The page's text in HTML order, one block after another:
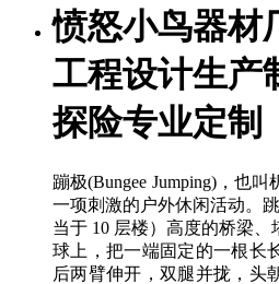
愤怒小鸟器材
工程设计生产
探险专业定制
蹦极(Bungee Jumping)，也
一项刺激的户外休闲活动。
当于 10 层楼）高度的桥梁
球上，把一端固定的一根长
后两臂伸开，双腿并拢，头